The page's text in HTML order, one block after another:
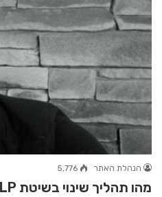
הנהלת האתר 5,776
מהו תהליך שינוי בשיטת NLP?